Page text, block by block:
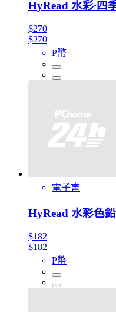
HyRead 水彩∙四
$270
$270
P幣
電子書
HyRead 水彩色
$182
$182
P幣